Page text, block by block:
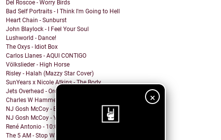
×
Del Roscoe - Worry Birds
Bad Self Portraits - I Think I'm Going to Hell
Heart Chain - Sunburst
John Blaylock - I Feel Your Soul
Lushworld - Dance!
The Oxys - Idiot Box
Carlos Llanes - AQUI CONTIGO
Völkslieder - High Horse
Risley - Halah (Mazzy Star Cover)
SunYears x Nicole Atkins - The Body
Jets Overhead - Ordinary Dreamers
Charles W Hammell Jr – Dragonfly
NJ Gosh McCoy - Breakfast (Remix by NJ Gosh McCoy)
NJ Gosh McCoy - You're My Girl But You're My Man (...
René Antonio - 10:00 PM
The 5 AM - Stop Wait A Minute